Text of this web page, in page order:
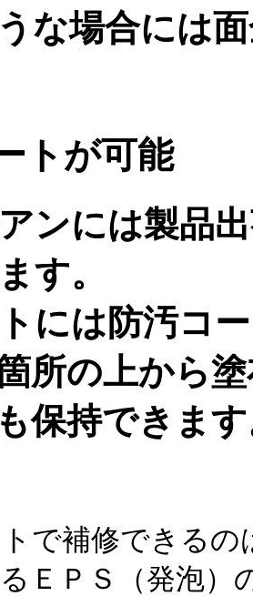
な場合には
トが可能
ンには製品
す。
には防汚コ
所の上から
保持できま
で補修できるの
ＥＰＳ（発泡）